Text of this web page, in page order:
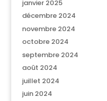
janvier 2025
décembre 2024
novembre 2024
octobre 2024
septembre 2024
août 2024
juillet 2024
juin 2024